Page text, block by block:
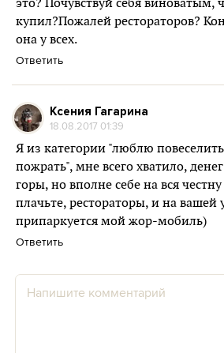
это? Почувствуй себя виноватым,
купил?Пожалей рестораторов?
она у всех.
Ответить
Ксения Гагарина
18.08.2017 01:39
Я из категории "люблю
пожрать", мне всего хватило,
горы, но вполне себе на вся
плачьте, рестораторы, и на вашей
припаркуется мой жор-мобиль)
Ответить